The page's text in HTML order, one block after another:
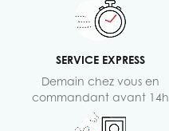
SERVICE EXPRESS
Demain chez vous en
commandant avant 14h